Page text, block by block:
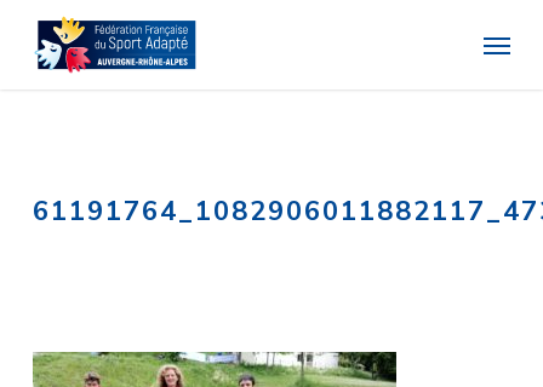
main
content
Menu